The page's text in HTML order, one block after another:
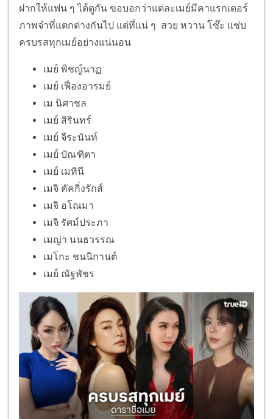
ฝากให้แฟน ๆ ได้ดูกัน ขอบอกว่าแต่ละเมย์มีคาแรกเตอร์
ภาพจำที่แตกต่างกันไป แต่ที่แน่ ๆ สวย หวาน โซ๊ะ แซ่บ
ครบรสทุกเมย์อย่างแน่นอน
เมย์ พิชญ์นาฏ
เมย์ เฟื่องอารมย์
เม นิศาชล
เมย์ สิรินทร์
เมย์ จีระนันท์
เมย์ บัณฑิตา
เมย์ เมทินี
เมจิ คัคกิ่งรักส์
เมจิ​ อโณมา
เมจิ รัศม์ประภา
เมญ่า นนธวรรณ
เมโกะ ชนนิกานต์
เมย์ ณัฐพัชร